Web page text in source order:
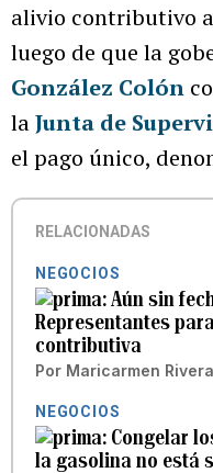
alivio contributivo
luego de que la
González Colón
laJunta de
el pago único,
RELACIONADAS
NEGOCIOS
Aún sin
Representantes
contributiva
Por Maricarmen
NEGOCIOS
Congelar
la gasolina no está